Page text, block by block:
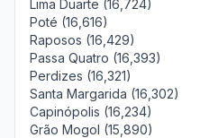
Lima Duarte (16,724)
Poté (16,616)
Raposos (16,429)
Passa Quatro (16,393)
Perdizes (16,321)
Santa Margarida (16,302)
Capinópolis (16,234)
Grão Mogol (15,890)